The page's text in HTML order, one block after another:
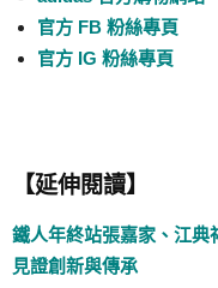
官方 FB 粉絲專頁
官方 IG 粉絲專頁
【延伸閱讀】
鐵人年終站張嘉家、江典
見證創新與傳承